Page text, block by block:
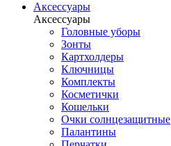
Аксессуары
Аксессуары
Головные уборы
Зонты
Картхолдеры
Ключницы
Комплекты
Косметички
Кошельки
Очки солнцезащитные
Палантины